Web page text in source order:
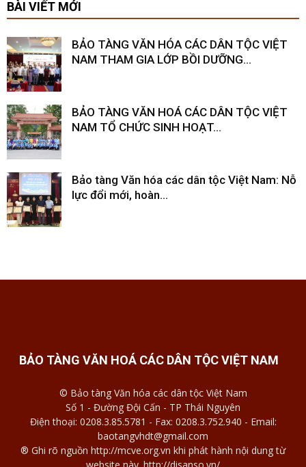
BÀI VIẾT MỚI
BẢO TÀNG VĂN HÓA CÁC DÂN TỘC VIỆT
NAM THAM GIA LỚP BỒI DƯỠNG...
BẢO TÀNG VĂN HOÁ CÁC DÂN TỘC VIỆT
NAM TỔ CHỨC SINH HOẠT...
Bảo tàng Văn hóa các dân tộc Việt Nam: Nỗ
lực đổi mới, hoàn...
BẢO TÀNG VĂN HOÁ CÁC DÂN TỘC VIỆT NAM
© Bảo tàng Văn hóa các dân tộc Việt Nam
Số 1 - Đường Đội Cấn - TP Thái Nguyên
Điện thoại: 0208.3.85.5781 - Fax: 0208.3.752.940 - Email:
baotangvhdt@gmail.com
® Ghi rõ nguồn http://mcve.org.vn khi phát hành nội dung từ